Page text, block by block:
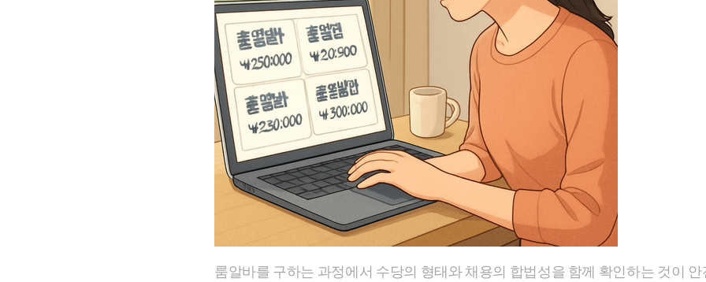
룸알바를 구하는 과정에서 수당의 형태와 채용의 합법성을 함께 확인하는 것이